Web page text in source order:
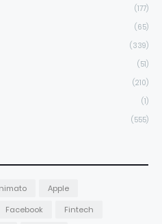
(177)
(65)
(339)
(51)
(210)
(1)
(555)
Apple
Facebook
Fintech